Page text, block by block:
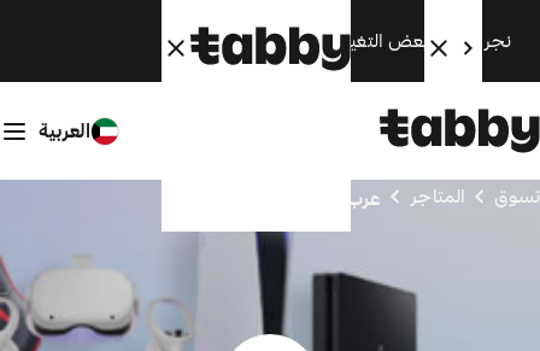
نجري الآن بعض التغييرات. سنعود قريبًا.
العربية
تسوق المتاجر عرب جيمرز